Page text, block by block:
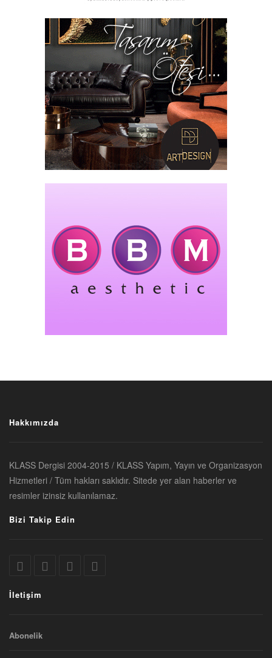
Hakkımızda
KLASS Dergisi 2004-2015 / KLASS Yapım, Yayın ve Organizasyon
Hizmetleri / Tüm hakları saklıdır. Sitede yer alan haberler ve
resimler izinsiz kullanılamaz.
Bizi Takip Edin
İletişim
Abonelik